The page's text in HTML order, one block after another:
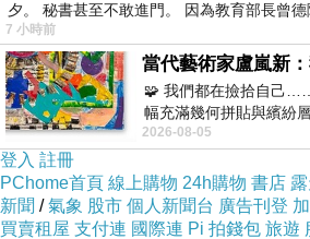
夕。 秘書甚至不敢進門。 因為教育部長曾
7 小時前
🧩 我們都在撿拾自己
幅充滿幾何拼貼與繽紛
字、彩色剪紙與明亮顏料
2026-08-05
登入 註冊
PChome首頁 線上購物 24h購物 書店
新聞 /氣象 股市 個人新聞台 廣告刊登
買賣租屋 支付連 國際連 Pi 拍錢包 旅遊